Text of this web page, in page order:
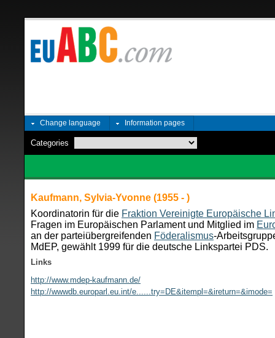
Change language Information pages
Categories
Kaufmann, Sylvia-Yvonne (1955 - )
Koordinatorin für die Fraktion Vereinigte Europäische
Fragen im Europäischen Parlament und Mitglied im
an der parteiübergreifenden Föderalismus-
MdEP, gewählt 1999 für die deutsche Linkspartei PDS.
Links
http://www.mdep-kaufmann.de/
http://wwwdb.europarl.eu.int/e......try=DE&itempl=&ireturn=&imode=